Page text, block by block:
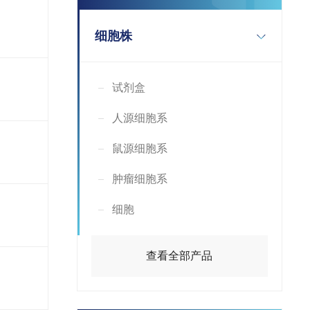
细胞株
试剂盒
人源细胞系
鼠源细胞系
肿瘤细胞系
细胞
查看全部产品